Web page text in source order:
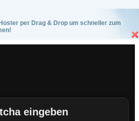
per Drag & Drop um schneller zum